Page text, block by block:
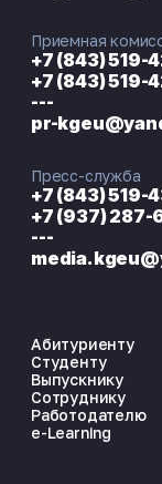
Абитуриенту
Студенту
Выпускнику
Сотруднику
Работодателю
e-Learning
Приемная
+7 (843) 519-
+7 (843) 519-
---
pr-
Пресс-служба
+7 (843) 519-
+7 (937)
---